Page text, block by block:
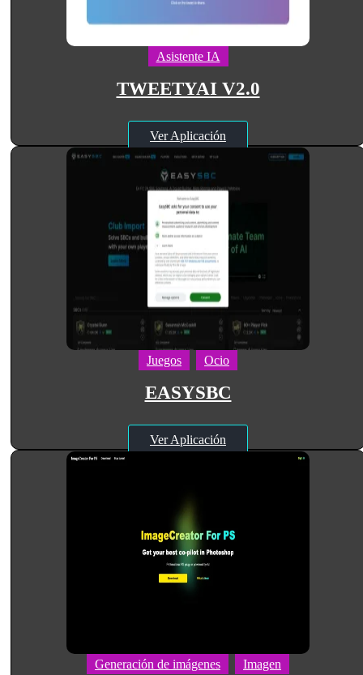
Asistente IA
TWEETYAI V2.0
Ver Aplicación
Juegos Ocio
EASYSBC
Ver Aplicación
Generación de imágenes Imagen